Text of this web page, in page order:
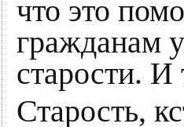
что это
гражданам
старости. И
Старость,